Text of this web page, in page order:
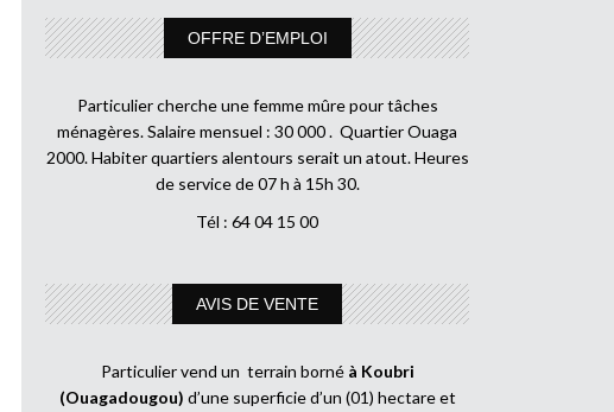
OFFRE D’EMPLOI
Particulier cherche une femme mûre pour tâches
ménagères. Salaire mensuel : 30 000 . Quartier Ouaga
2000. Habiter quartiers alentours serait un atout. Heures
de service de 07 h à 15h 30.
Tél : 64 04 15 00
AVIS DE VENTE
Particulier vend un terrain borné à Koubri
(Ouagadougou) d’une superficie d’un (01) hectare et